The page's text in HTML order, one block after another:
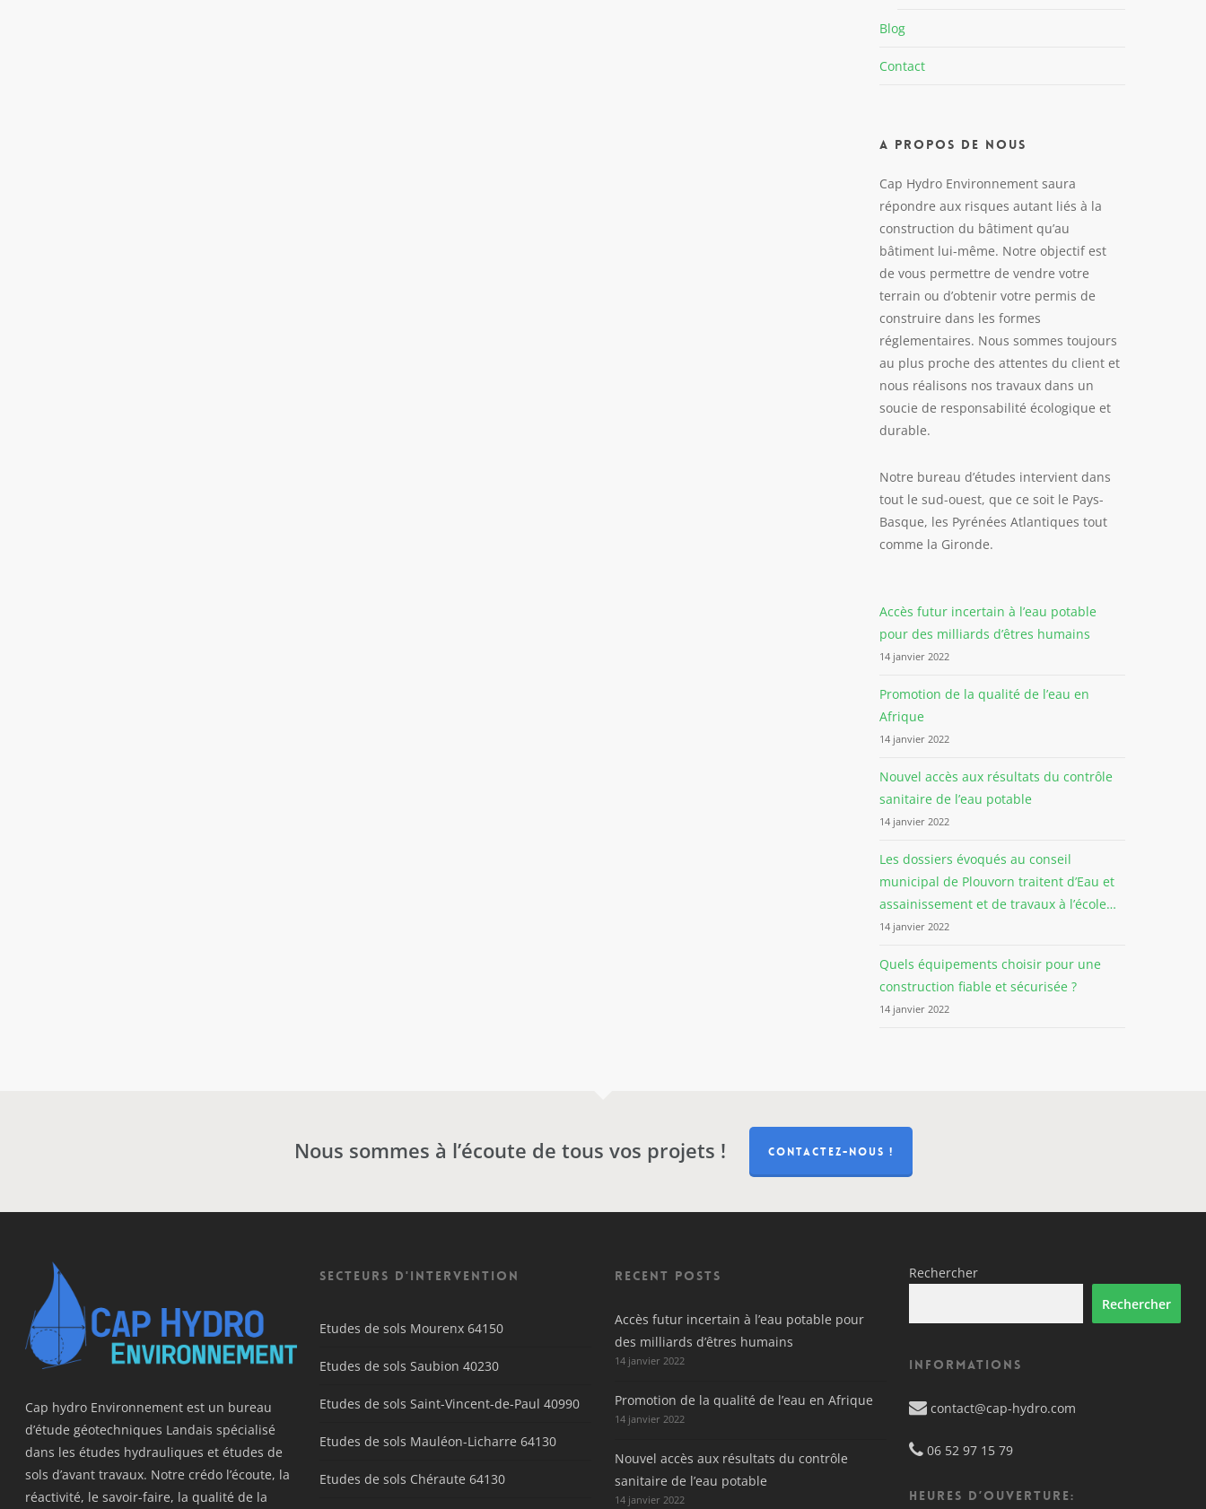
Blog
Contact
A propos de nous
Cap Hydro Environnement saura
répondre aux risques autant liés à la
construction du bâtiment qu’au
bâtiment lui-même. Notre objectif est
de vous permettre de vendre votre
terrain ou d’obtenir votre permis de
construire dans les formes
réglementaires. Nous sommes toujours
au plus proche des attentes du client et
nous réalisons nos travaux dans un
soucie de responsabilité écologique et
durable.
Notre bureau d’études intervient dans
tout le sud-ouest, que ce soit le Pays-
Basque, les Pyrénées Atlantiques tout
comme la Gironde.
Accès futur incertain à l’eau potable
pour des milliards d’êtres humains
14 janvier 2022
Promotion de la qualité de l’eau en
Afrique
14 janvier 2022
Nouvel accès aux résultats du contrôle
sanitaire de l’eau potable
14 janvier 2022
Les dossiers évoqués au conseil
municipal de Plouvorn traitent d’Eau et
assainissement et de travaux à l’école…
14 janvier 2022
Quels équipements choisir pour une
construction fiable et sécurisée ?
14 janvier 2022
Nous sommes à l’écoute de tous vos projets ! CONTACTEZ-NOUS !
Cap hydro Environnement est un bureau
d’étude géotechniques Landais spécialisé
dans les études hydrauliques et études de
sols d’avant travaux. Notre crédo l’écoute, la
réactivité, le savoir-faire, la qualité de la
Secteurs d'intervention
Etudes de sols Mourenx 64150
Etudes de sols Saubion 40230
Etudes de sols Saint-Vincent-de-Paul 40990
Etudes de sols Mauléon-Licharre 64130
Etudes de sols Chéraute 64130
Recent Posts
Accès futur incertain à l’eau potable pour
des milliards d’êtres humains
14 janvier 2022
Promotion de la qualité de l’eau en Afrique
14 janvier 2022
Nouvel accès aux résultats du contrôle
sanitaire de l’eau potable
14 janvier 2022
Rechercher
Rechercher
Informations
contact@cap-hydro.com
06 52 97 15 79
HEURES D’OUVERTURE: